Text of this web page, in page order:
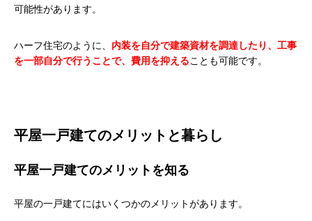
可能性があります。
ハーフ住宅のように、 内装を自分で建築資材を調達したり、工事
を一部自分で行うことで、費用を抑えることも可能です。
平屋一戸建てのメリットと暮らし
平屋一戸建てのメリットを知る
平屋の一戸建てにはいくつかのメリットがあります。